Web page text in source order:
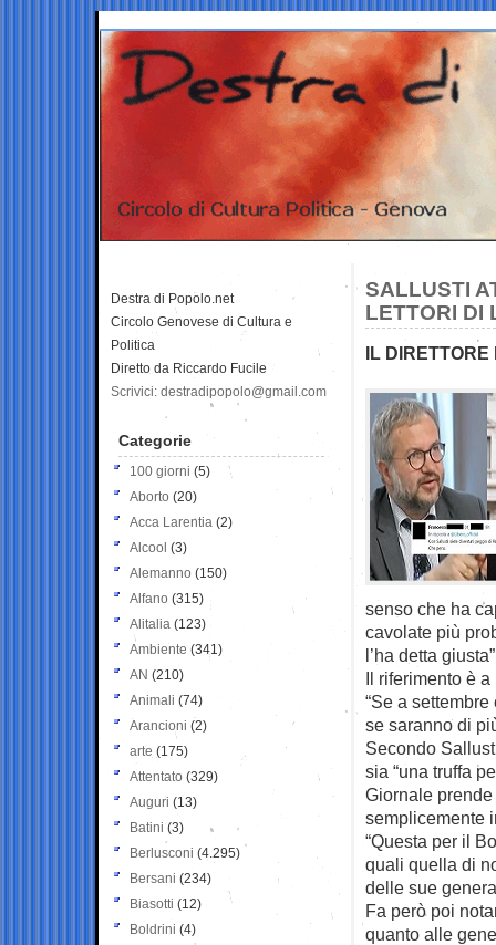
SALLUSTI
LETTORI DI
IL
senso che ha
cavolate più
l’ha detta
Il riferimento è
“Se a
se saranno di
Secondo
sia “una truffa
Giornale
semplicemente
“Questa per il
quali quella di
delle sue
Fa però poi
quanto alle
Destra di Popolo.net
Circolo Genovese di Cultura e
Politica
Diretto da Riccardo Fucile
Scrivici: destradipopolo@gmail.com
Categorie
100 giorni (5)
Aborto (20)
Acca Larentia (2)
Alcool (3)
Alemanno (150)
Alfano (315)
Alitalia (123)
Ambiente (341)
AN (210)
Animali (74)
Arancioni (2)
arte (175)
Attentato (329)
Auguri (13)
Batini (3)
Berlusconi (4.295)
Bersani (234)
Biasotti (12)
Boldrini (4)